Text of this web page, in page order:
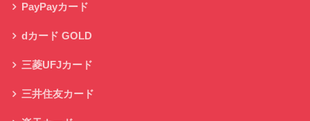
PayPayカード
dカード GOLD
三菱UFJカード
三井住友カード